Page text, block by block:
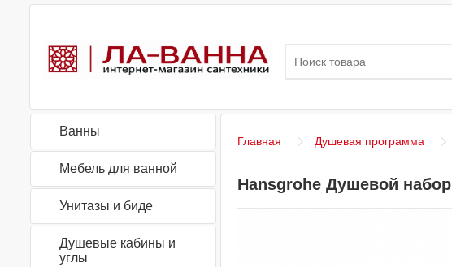
Ванны
Мебель для ванной
Унитазы и биде
Душевые кабины и
углы
Главная Душевая программа
Hansgrohe Душевой